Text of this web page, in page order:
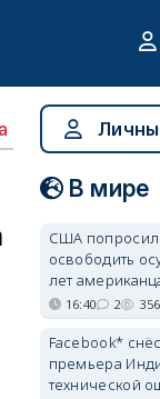
В мире
США
освободить
лет
16:40 2 356
Facebook*
премьера
технической